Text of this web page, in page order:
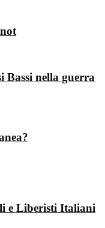
Bassi nella guerra
e Liberisti Italiani